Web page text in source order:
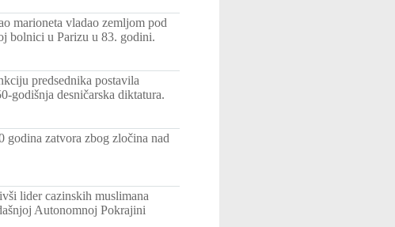
marioneta vladao zemljom pod
bolnici u Parizu u 83. godini.
predsednika postavila
godišnja desničarska diktatura.
godina zatvora zbog zločina nad
lider cazinskih muslimana
Autonomnoj Pokrajini